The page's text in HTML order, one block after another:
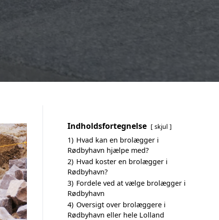
Indholdsfortegnelse skjul
1) Hvad kan en brolægger i
Rødbyhavn hjælpe med?
2) Hvad koster en brolægger i
Rødbyhavn?
3) Fordele ved at vælge brolægger i
Rødbyhavn
4) Oversigt over brolæggere i
Rødbyhavn eller hele Lolland